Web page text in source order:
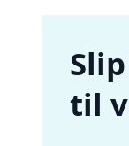
til